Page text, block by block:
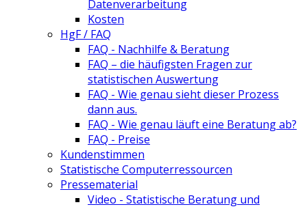
Datenverarbeitung
Kosten
HgF / FAQ
FAQ - Nachhilfe & Beratung
FAQ – die häufigsten Fragen zur
statistischen Auswertung
FAQ - Wie genau sieht dieser Prozess
dann aus.
FAQ - Wie genau läuft eine Beratung ab?
FAQ - Preise
Kundenstimmen
Statistische Computerressourcen
Pressematerial
Video - Statistische Beratung und